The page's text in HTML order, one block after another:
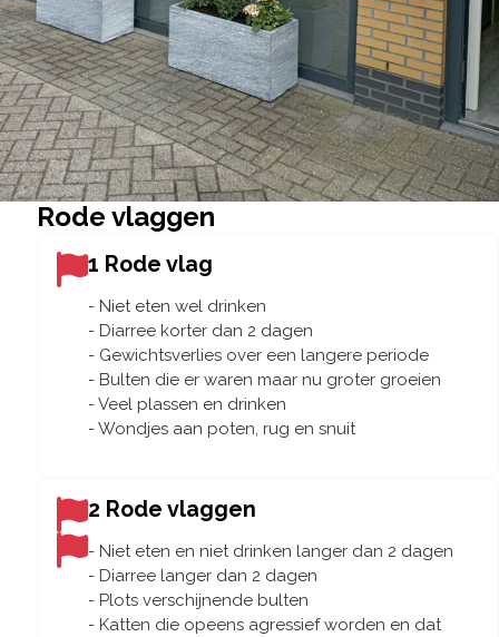
Rode vlaggen
1 Rode vlag
- Niet eten wel drinken
- Diarree korter dan 2 dagen
- Gewichtsverlies over een langere periode
- Bulten die er waren maar nu groter groeien
- Veel plassen en drinken
- Wondjes aan poten, rug en snuit
2 Rode vlaggen
- Niet eten en niet drinken langer dan 2 dagen
- Diarree langer dan 2 dagen
- Plots verschijnende bulten
- Katten die opeens agressief worden en dat